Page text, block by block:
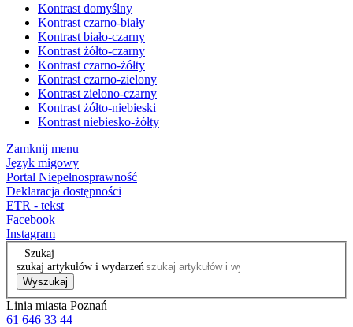
Kontrast domyślny
Kontrast czarno-biały
Kontrast biało-czarny
Kontrast żółto-czarny
Kontrast czarno-żółty
Kontrast czarno-zielony
Kontrast zielono-czarny
Kontrast żółto-niebieski
Kontrast niebiesko-żółty
Zamknij menu
Język migowy
Portal Niepełnosprawność
Deklaracja dostępności
ETR - tekst
Facebook
Instagram
Szukaj
szukaj artykułów i wydarzeń
Wyszukaj
Linia miasta Poznań
61 646 33 44